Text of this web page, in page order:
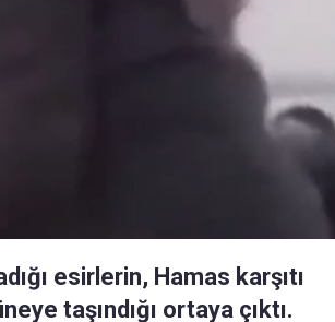
esirlerin, Hamas karşıtı
taşındığı ortaya çıktı.